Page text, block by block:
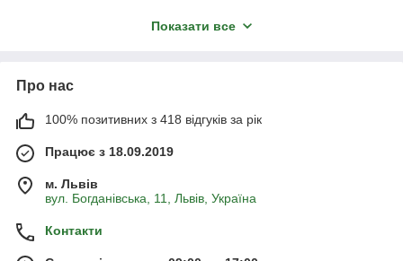
Лікувальні властивості обліпихи люди помітили ще в
аскорбінової кислоти, що допомагає при застудах. Крім
За допомогою обліпихи можна не лише приготувати
ароматний чай. Її також використовують для виготовлення
масел, настоянок, відварів, сиропів і соків.
Масло обліпихи використовується в косметології для
лікування різних шкірних проблем, таких як сухість, екзема та
зменшенню зморшок.
Показати все
Про нас
100% позитивних з 418 відгуків за рік
Працює з 18.09.2019
м. Львів
вул. Богданівська, 11, Львів, Україна
Контакти